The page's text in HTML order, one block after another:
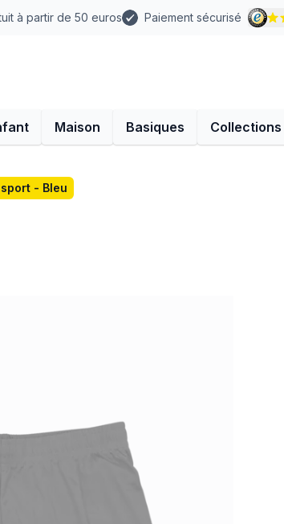
à partir de 50 euros Paiement sécurisé
Maison Basiques Collections
- Bleu